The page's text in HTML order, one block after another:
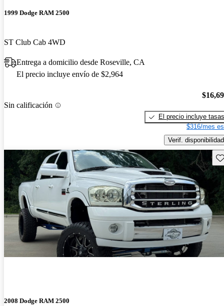
1999 Dodge RAM 2500
ST Club Cab 4WD
Entrega a domicilio desde Roseville, CA
El precio incluye envío de $2,964
Sin calificación
El precio incluye tasas
$316/mes
Verif. disponibilidad
2008 Dodge RAM 2500